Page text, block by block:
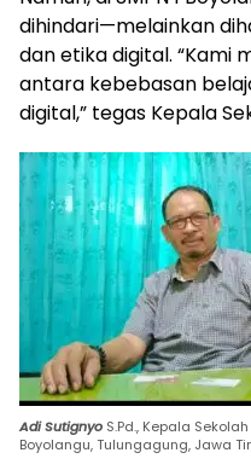
dihindari—melainkan
dan etika digital. “Kami
antara kebebasan
digital,” tegas Kepala
Adi Sutignyo S.Pd., Kepala Sekolah
Boyolangu, Tulungagung, Jawa